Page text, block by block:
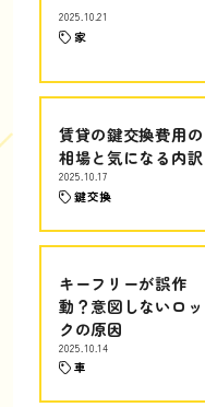
2025.10.21
家
賃貸の鍵交換費用の
相場と気になる内訳
2025.10.17
鍵交換
キーフリーが誤作
動？意図しないロッ
クの原因
2025.10.14
車